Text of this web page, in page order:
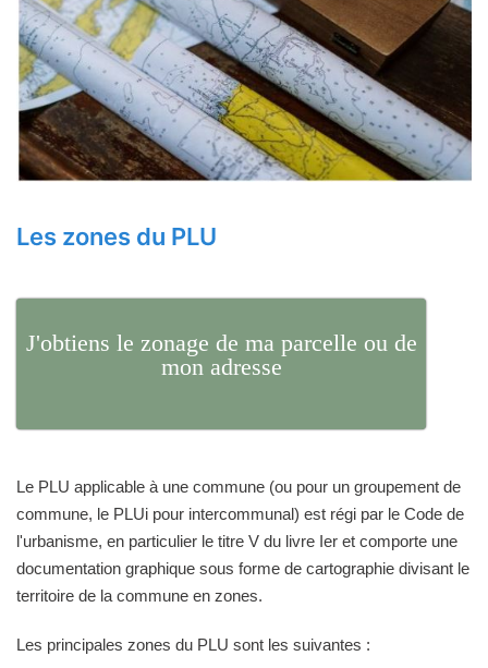
Les zones du PLU
J'obtiens le zonage de ma parcelle ou de
mon adresse
Le PLU applicable à une commune (ou pour un groupement de
commune, le PLUi pour intercommunal) est régi par le Code de
l'urbanisme, en particulier le titre V du livre Ier et comporte une
documentation graphique sous forme de cartographie divisant le
territoire de la commune en zones.
Les principales zones du PLU sont les suivantes :